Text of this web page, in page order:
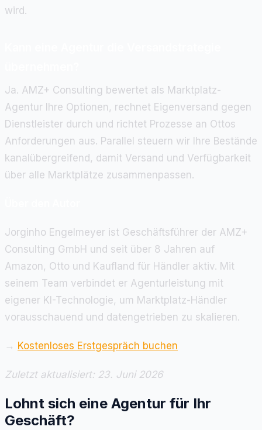
wird.
Ja. AMZ+ Consulting bewertet als Marktplatz-
Agentur Ihre Optionen, rechnet Eigenversand gegen
Dienstleister durch und richtet Prozesse an Ottos
Anforderungen aus. Parallel steuern wir Ihre Bestände
kanalübergreifend, damit Versand und Verfügbarkeit
über alle Marktplätze zusammenpassen.
Jorginho Engelmeyer ist Geschäftsführer der AMZ+
Consulting GmbH und seit über 8 Jahren auf
Amazon, Otto und Kaufland für Händler aktiv. Mit
seinem Team verbindet er Agenturleistung mit
eigener KI-Technologie, um Marktplatz-Händler
vorausschauend und datengetrieben zu skalieren.
→ Kostenloses Erstgespräch buchen
Zuletzt aktualisiert: 23. Juni 2026
Lohnt sich eine Agentur für Ihr
Geschäft?